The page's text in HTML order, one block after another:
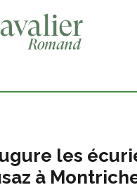
les
à